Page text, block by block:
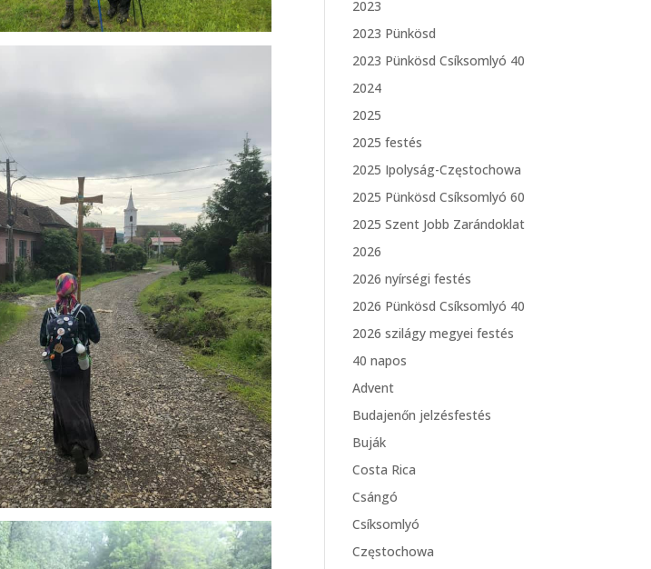
2023
2023 Pünkösd
2023 Pünkösd Csíksomlyó 40
2024
2025
2025 festés
2025 Ipolyság-Częstochowa
2025 Pünkösd Csíksomlyó 60
2025 Szent Jobb Zarándoklat
2026
2026 nyírségi festés
2026 Pünkösd Csíksomlyó 40
2026 szilágy megyei festés
40 napos
Advent
Budajenőn jelzésfestés
Buják
Costa Rica
Csángó
Csíksomlyó
Częstochowa